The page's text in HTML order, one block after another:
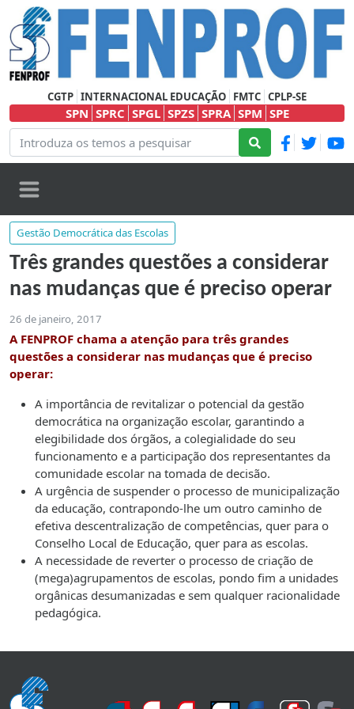
CGTP INTERNACIONAL EDUCAÇÃO FMTC CPLP-SE
SPN SPRC SPGL SPZS SPRA SPM SPE
Gestão Democrática das Escolas
Três grandes questões a considerar
nas mudanças que é preciso operar
26 de janeiro, 2017
A FENPROF chama a atenção para três grandes
questões a considerar nas mudanças que é preciso
operar:
A importância de revitalizar o potencial da gestão
democrática na organização escolar, garantindo a
elegibilidade dos órgãos, a colegialidade do seu
funcionamento e a participação dos representantes da
comunidade escolar na tomada de decisão.
A urgência de suspender o processo de municipalização
da educação, contrapondo-lhe um outro caminho de
efetiva descentralização de competências, quer para o
Conselho Local de Educação, quer para as escolas.
A necessidade de reverter o processo de criação de
(mega)agrupamentos de escolas, pondo fim a unidades
orgânicas desumanizadas e sem qualquer racionalidade
pedagógica.